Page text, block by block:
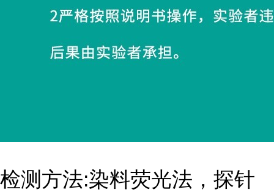
检测方法:染料荧光法，探针